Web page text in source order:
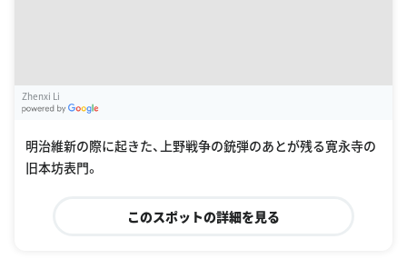
Zhenxi Li
明治維新の際に起きた、上野戦争の銃弾のあとが残る寛永寺の
旧本坊表門。
このスポットの詳細を見る